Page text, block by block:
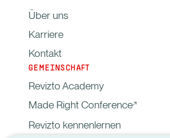
Über uns
Karriere
Kontakt
GEMEINSCHAFT
Revizto Academy
Made Right Conference
Revizto kennenlernen